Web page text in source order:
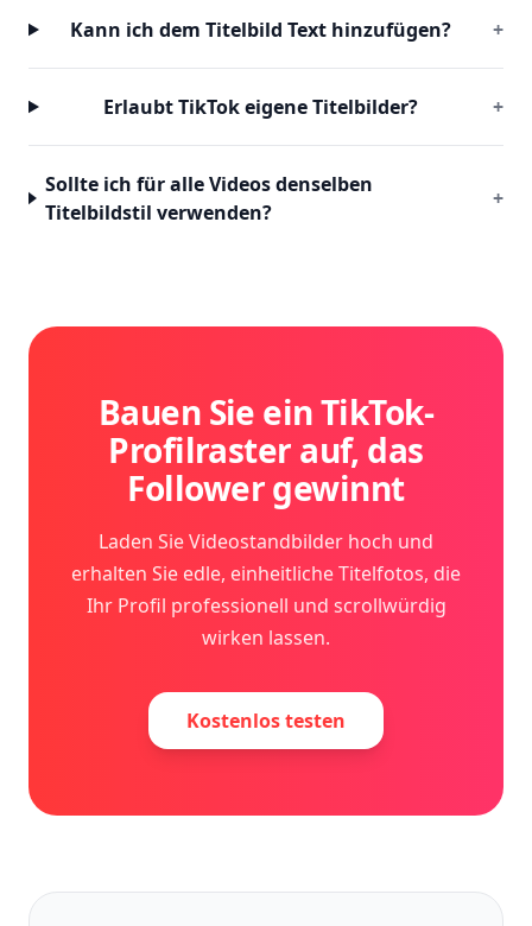
Kann ich dem Titelbild Text hinzufügen? +
Erlaubt TikTok eigene Titelbilder? +
Sollte ich für alle Videos denselben
Titelbildstil verwenden?
+
Bauen Sie ein TikTok-
Profilraster auf, das
Follower gewinnt
Laden Sie Videostandbilder hoch und
erhalten Sie edle, einheitliche Titelfotos, die
Ihr Profil professionell und scrollwürdig
wirken lassen.
Kostenlos testen